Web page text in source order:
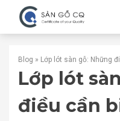
Blog » Lớp lót sàn gỗ: Những
Lớp lót
điều cần